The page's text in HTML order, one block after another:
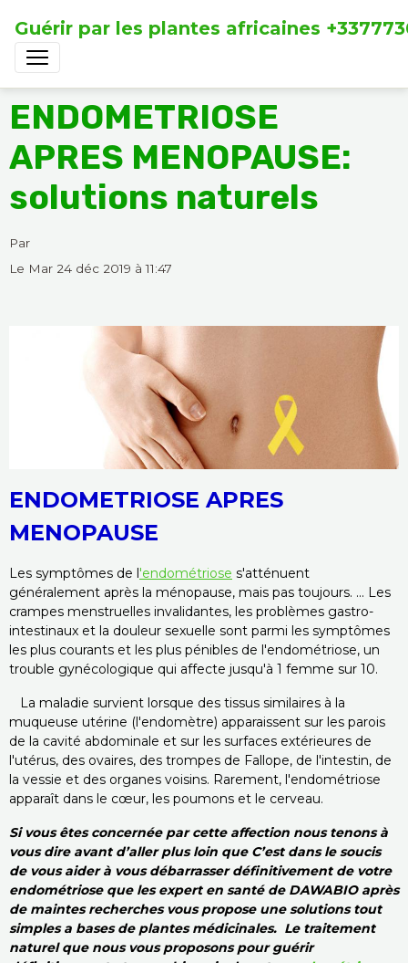
Guérir par les plantes africaines
ENDOMETRIOSE
APRES MENOPAUSE:
solutions naturels
Par
Le Mar 24 déc 2019 à 11:47
ENDOMETRIOSE APRES
MENOPAUSE
Les symptômes de l'endométriose s'atténuent
généralement après la ménopause, mais pas toujours. ... Les
crampes menstruelles invalidantes, les problèmes gastro-
intestinaux et la douleur sexuelle sont parmi les symptômes
les plus courants et les plus pénibles de l'endométriose, un
trouble gynécologique qui affecte jusqu'à 1 femme sur 10.
La maladie survient lorsque des tissus similaires à la
muqueuse utérine (l'endomètre) apparaissent sur les parois
de la cavité abdominale et sur les surfaces extérieures de
l'utérus, des ovaires, des trompes de Fallope, de l'intestin, de
la vessie et des organes voisins. Rarement, l'endométriose
apparaît dans le cœur, les poumons et le cerveau.
Si vous êtes concernée par cette affection nous tenons à
vous dire avant d’aller plus loin que C’est dans le soucis
de vous aider à vous débarrasser définitivement de votre
endométriose que les expert en santé de DAWABIO après
de maintes recherches vous propose une solutions tout
simples a bases de plantes médicinales. Le traitement
naturel que nous vous proposons pour guérir